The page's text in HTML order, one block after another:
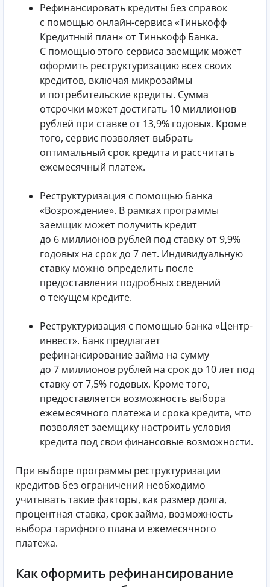
Рефинансировать кредиты без справок
с помощью онлайн-сервиса «Тинькофф
Кредитный план» от Тинькофф Банка.
С помощью этого сервиса заемщик может
оформить реструктуризацию всех своих
кредитов, включая микрозаймы
и потребительские кредиты. Сумма
отсрочки может достигать 10 миллионов
рублей при ставке от 13,9% годовых. Кроме
того, сервис позволяет выбрать
оптимальный срок кредита и рассчитать
ежемесячный платеж.
Реструктуризация с помощью банка
«Возрождение». В рамках программы
заемщик может получить кредит
до 6 миллионов рублей под ставку от 9,9%
годовых на срок до 7 лет. Индивидуальную
ставку можно определить после
предоставления подробных сведений
о текущем кредите.
Реструктуризация с помощью банка «Центр-
инвест». Банк предлагает
рефинансирование займа на сумму
до 7 миллионов рублей на срок до 10 лет под
ставку от 7,5% годовых. Кроме того,
предоставляется возможность выбора
ежемесячного платежа и срока кредита, что
позволяет заемщику настроить условия
кредита под свои финансовые возможности.
При выборе программы реструктуризации
кредитов без ограничений необходимо
учитывать такие факторы, как размер долга,
процентная ставка, срок займа, возможность
выбора тарифного плана и ежемесячного
платежа.
Как оформить рефинансирование